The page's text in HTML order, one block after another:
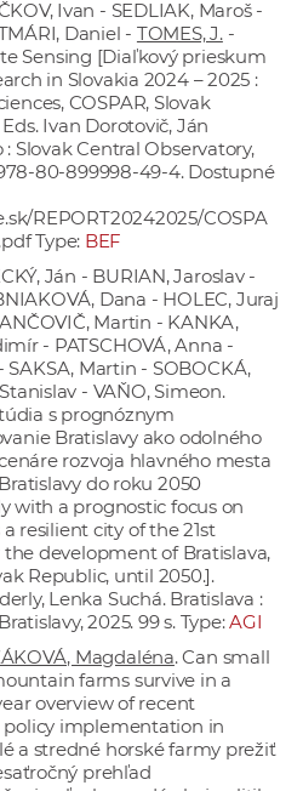
Ivan - SEDLIAK, Maroš -
Daniel - TOMES, J.-
Sensing [Diaľkový prieskum
in Slovakia 2024 – 2025 :
COSPAR, Slovak
Ivan Dorotovič, Ján
Slovak Central Observatory,
80-899998-49-4. Dostupné
REPORT20242025/COSPA
Type: BEF
Ján - BURIAN, Jaroslav -
Dana - HOLEC, Juraj
Martin - KANKA,
- PATSCHOVÁ, Anna -
SAKSA, Martin - SOBOCKÁ,
- VAŇO, Simeon.
s prognóznym
Bratislavy ako odolného
rozvoja hlavného mesta
do roku 2050
with a prognostic focus on
resilient city of the 21st
the development of Bratislava,
Republic, until 2050.].
Lenka Suchá. Bratislava :
2025. 99 s. Type:AGI
Magdaléna. Can small
farms survive in a
overview of recent
implementation in
a stredné horské farmy prežiť
prehľad